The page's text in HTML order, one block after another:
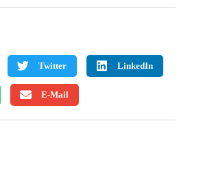
Twitter LinkedIn
E-Mail